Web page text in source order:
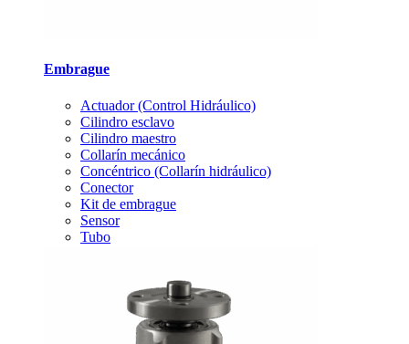
Embrague
Actuador (Control Hidráulico)
Cilindro esclavo
Cilindro maestro
Collarín mecánico
Concéntrico (Collarín hidráulico)
Conector
Kit de embrague
Sensor
Tubo